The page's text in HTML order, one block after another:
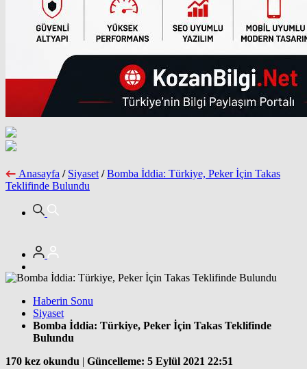
Anasayfa / Siyaset / Bomba İddia: Türkiye, Peker İçin Takas
Teklifinde Bulundu
Haberin Sonu
Siyaset
Bomba İddia: Türkiye, Peker İçin Takas Teklifinde
Bulundu
170 kez okundu | Güncelleme: 5 Eylül 2021 22:51